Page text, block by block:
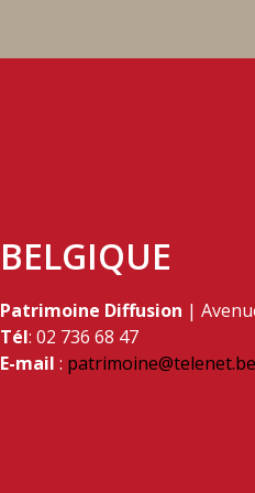
BELGIQUE
Patrimoine Diffusion |
Tél: 02 736 68 47
E-mail : patrimoine@telenet.be